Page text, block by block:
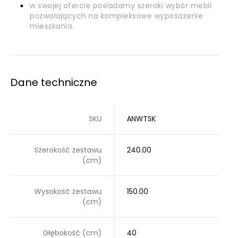
w swojej ofercie posiadamy szeroki wybór mebli
pozwalających na kompleksowe wyposażenie
mieszkania.
Dane techniczne
SKU ANWTSK
Szerokość zestawu
(cm)
240.00
Wysokość zestawu
(cm)
150.00
Głębokość (cm) 40